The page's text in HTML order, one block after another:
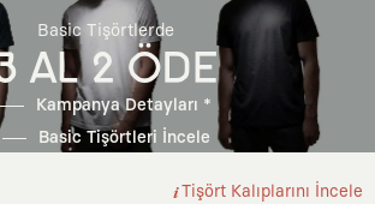
Basic Tişörtlerde
AL 2 ÖDE
Kampanya Detayları *
Basic Tişörtleri İncele
Tişört Kalıplarını İncele